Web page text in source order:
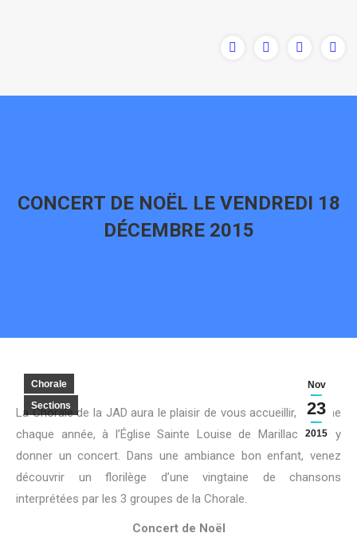
CONCERT DE NOËL LE VENDREDI 18
DÉCEMBRE 2015
Nov
23
2015
Chorale
Sections
La Chorale de la JAD aura le plaisir de vous accueillir, comme
chaque année, à l’Église Sainte Louise de Marillac pour y
donner un concert. Dans une ambiance bon enfant, venez
découvrir un florilège d’une vingtaine de chansons
interprétées par les 3 groupes de la Chorale.
Concert de Noël